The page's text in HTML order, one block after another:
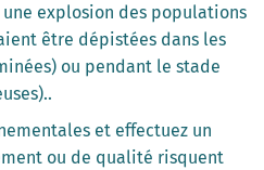
explosion des populations
être dépistées dans les
ou pendant le stade
et effectuez un
ou de qualité risquent